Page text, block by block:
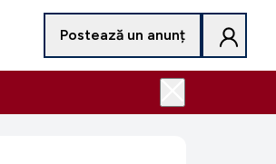
Postează un anunț